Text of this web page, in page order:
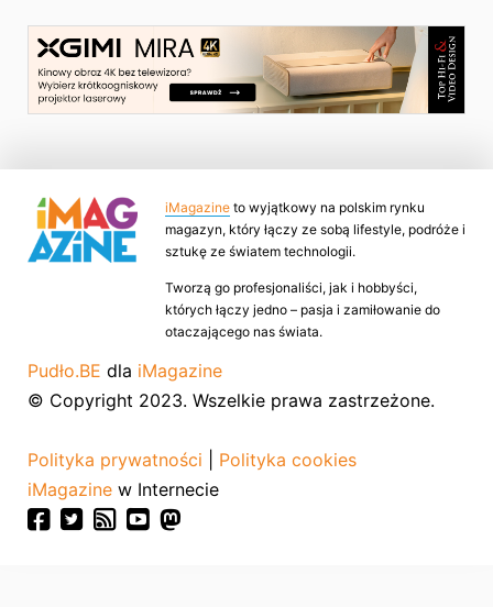
iMagazine to wyjątkowy na polskim rynku
magazyn, który łączy ze sobą lifestyle, podróże i
sztukę ze światem technologii.
Tworzą go profesjonaliści, jak i hobbyści,
których łączy jedno – pasja i zamiłowanie do
otaczającego nas świata.
Pudło.BE dla iMagazine
© Copyright 2023. Wszelkie prawa zastrzeżone.
Polityka prywatności
Polityka cookies
iMagazine w Internecie